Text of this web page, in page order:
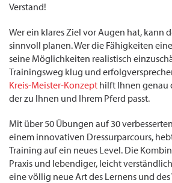
Verstand!
Wer ein klares Ziel vor Augen hat, kann
sinnvoll planen. Wer die Fähigkeiten
seine Möglichkeiten realistisch
Trainingsweg klug und
Kreis-Meister-Konzept hilft Ihnen genau
der zu Ihnen und Ihrem Pferd passt.
Mit über 50 Übungen auf 30
einem innovativen Dressurparcours,
Training auf ein neues Level. Die
Praxis und lebendiger, leicht
eine völlig neue Art des Lernens und